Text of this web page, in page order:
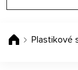
Plastikové